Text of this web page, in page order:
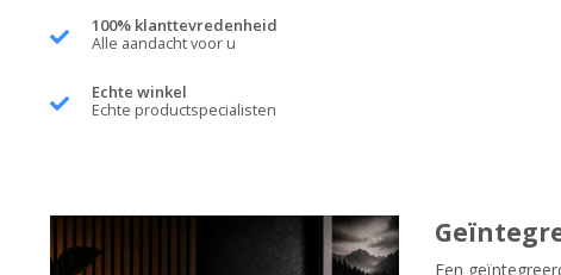
100% klanttevredenheid
Alle aandacht voor u
Echte winkel
Echte productspecialisten
Een